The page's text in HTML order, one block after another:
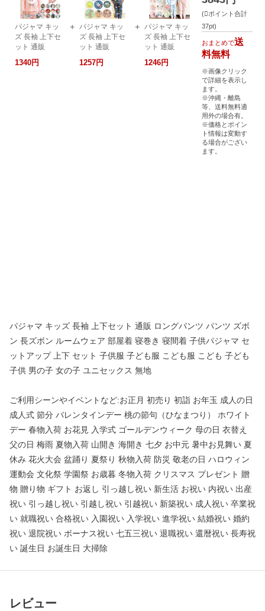
パジャマ キッズ 長袖 上下セット 通販 ロングパンツ パンツ ズボ
ン 長ズボン ルームウェア 部屋着 寝巻き 寝間着 子供パジャマ セ
ットアップ 上下 セット 子供服 子ども服 こども服 こども 子ども
子供 男の子 女の子 ユニセックス 無地
ご利用シーンやイベントなど:お正月 初売り 初詣 お年玉 成人の日
成人式 節分 バレンタインデー 桃の節句（ひなまつり） ホワイト
デー 春物入荷 お花見 入学式 ゴールデンウィーク 母の日 衣替え
父の日 梅雨 夏物入荷 山開き 海開き 七夕 お中元 暑中お見舞い 夏
休み 花火大会 盆踊り 夏祭り 秋物入荷 防災 敬老の日 ハロウィン
運動会 文化祭 学園祭 お歳暮 冬物入荷 クリスマス プレゼント 贈
物 贈り物 ギフト お返し 引っ越し祝い 新生活 お祝い 内祝い 出産
祝い 引っ越し祝い 引越し祝い 引越祝い 新築祝い 成人祝い 卒業祝
い 就職祝い 合格祝い 入園祝い 入学祝い 進学祝い 結婚祝い 婚約
祝い 退院祝い ボーナス祝い 七五三祝い 退職祝い 還暦祝い 長寿祝
い 誕生日 お誕生日 大掃除
レビュー